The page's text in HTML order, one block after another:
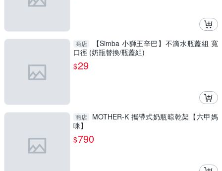
商店
【Simba 小獅王辛巴】不滴水瓶蓋組 寬
口徑 (奶瓶替換/瓶蓋組)
$29
商店
MOTHER-K 攜帶式奶瓶晾乾架【六甲媽
咪】
$790